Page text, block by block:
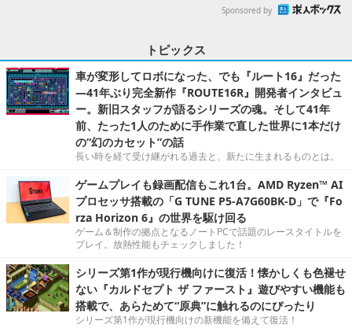
Sponsored by
トピックス
車が変形してロボになった、でも『ルート16』だった
―41年ぶり完全新作『ROUTE16R』開発者インタビュ
ー。新旧スタッフが語るシリーズの魂。そして41年
前、たった1人のために手作業で直した世界に1本だけ
の“幻のカセット”の話
長い時を経て受け継がれる過去と、新たに生まれるものとは。
ゲームプレイも録画配信もこれ1台。AMD Ryzen™ AI
プロセッサ搭載の「G TUNE P5-A7G60BK-D」で『Fo
rza Horizon 6』の世界を駆け回る
ゲーム＆制作の拠点となるノートPCで話題のレースタイトルを
プレイ。放熱性能もチェックしました！
シリーズ第1作が現行機向けに復活！懐かしくも色褪せ
ない『カルドセプト ザ ファースト』遊びやすい機能も
搭載で、あらためて“原典”に触れるのにぴったり
シリーズ第1作が現行機向けの新機能を備えて復活！